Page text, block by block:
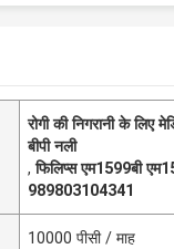
रोगी की निगरानी के लिए
बीपी नली
,फिलिप्स एम1599बी
989803104341
10000 पीसी / माह